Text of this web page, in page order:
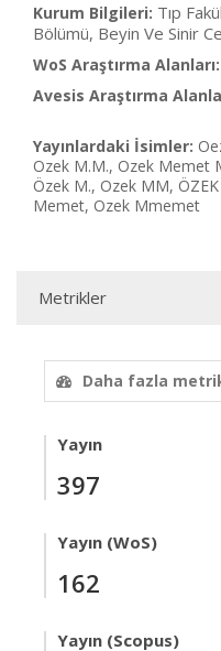
Kurum Bilgileri: Tıp
Bölümü, Beyin Ve Sinir
WoS Araştırma Alanları:
Avesis Araştırma
Yayınlardaki İsimler:
Ozek M.M., Ozek Memet
Özek M., Ozek MM,
Memet, Ozek Mmemet
Metrikler
Daha fazla
Yayın
397
Yayın (WoS)
162
Yayın (Scopus)